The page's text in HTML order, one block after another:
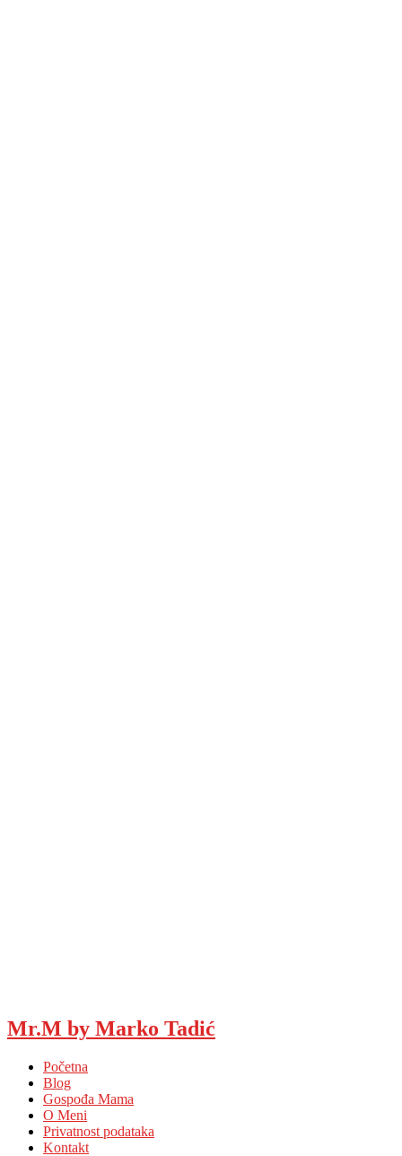
Mr.M by Marko Tadić
Početna
Blog
Gospođa Mama
O Meni
Privatnost podataka
Kontakt